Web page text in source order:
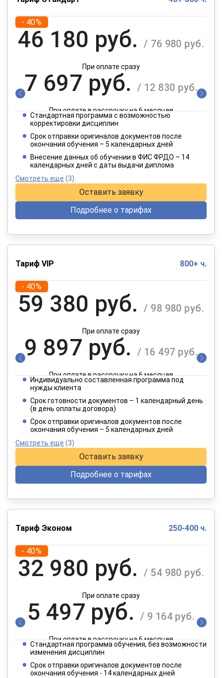
- 40%
46 180 руб. / 76 980 руб.
При оплате сразу
7 697 руб. / 12 830 руб.
При оплате в рассрочку на 6 месяцев
3 849 руб.
При оплате в рассрочку на 12 месяцев
Стандартная программа с возможностью
корректировки дисциплин
Срок отправки оригиналов документов после
окончания обучения – 5 календарных дней
Внесение данных об обучении в ФИС ФРДО – 14
календарных дней с даты выдачи диплома
Смотреть еще (3)
Оставить заявку
Подробнее о тарифах
Тариф VIP 800+ ч.
- 40%
59 380 руб. / 98 980 руб.
При оплате сразу
9 897 руб. / 16 497 руб.
При оплате в рассрочку на 6 месяцев
4 949 руб. / 8 249 руб.
При оплате в рассрочку на 12 месяцев
Индивидуально составленная программа под
нужды клиента
Срок готовности документов – 1 календарный день
(в день оплаты договора)
Срок отправки оригиналов документов после
окончания обучения – 5 календарных дней
Смотреть еще (3)
Оставить заявку
Подробнее о тарифах
Тариф Эконом 250-400 ч.
- 40%
32 980 руб. / 54 980 руб.
При оплате сразу
5 497 руб. / 9 164 руб.
При оплате в рассрочку на 6 месяцев
2 749 руб.
Стандартная программа обучения, без возможности
изменения дисциплин
Срок отправки оригиналов документов после
окончания обучения - 14 календарных дней